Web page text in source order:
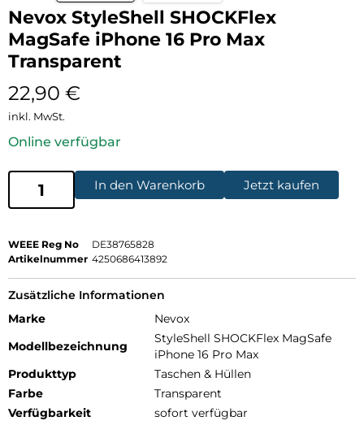
Nevox StyleShell SHOCKFlex
MagSafe iPhone 16 Pro Max
Transparent
22,90 €
inkl. MwSt.
Online verfügbar
In den Warenkorb Jetzt kaufen
WEEE Reg No
DE38765828
Artikelnummer 4250686413892
Zusätzliche Informationen
Marke
Nevox
Modellbezeichnung
StyleShell SHOCKFlex MagSafe
iPhone 16 Pro Max
Produkttyp
Taschen & Hüllen
Farbe
Transparent
Verfügbarkeit
sofort verfügbar